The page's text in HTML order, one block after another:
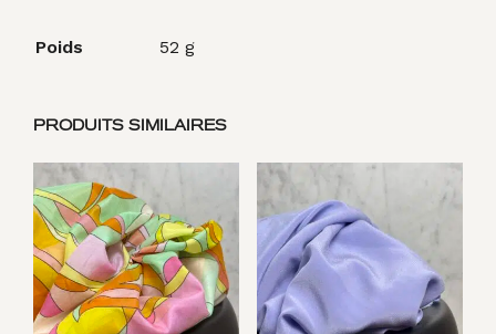
Poids 52 g
PRODUITS SIMILAIRES